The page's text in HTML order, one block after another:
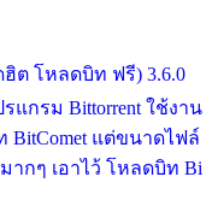
ฮิต โหลดบิท ฟรี) 3.6.0
แกรม Bittorrent ใช้งาน
BitComet แต่ขนาดไฟล์
ากๆ เอาไว้ โหลดบิท Bi